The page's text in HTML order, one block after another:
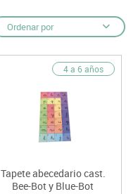
Ordenar por
4 a 6 años
Tapete abecedario cast.
Bee-Bot y Blue-Bot